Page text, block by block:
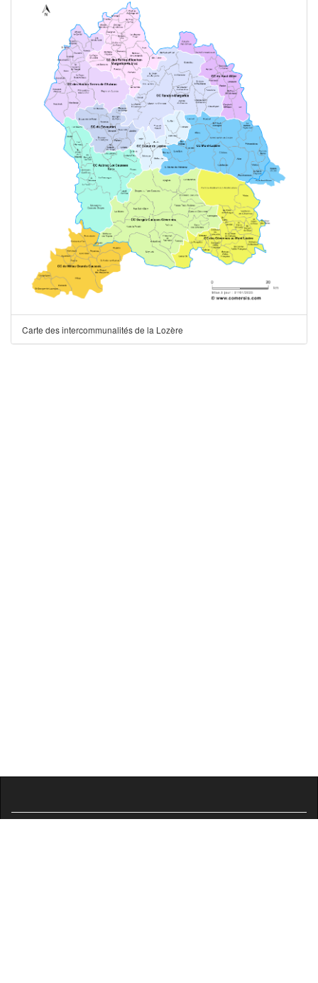
Carte des intercommunalités de la Lozère